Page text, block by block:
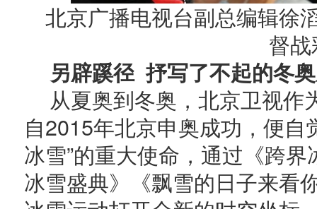
北京广播电视台副总编辑徐
督
另辟蹊径 抒写了不起的冬
从夏奥到冬奥，北京卫视作
自2015年北京申奥成功，便自
冰雪”的重大使命，通过《跨
冰雪盛典》《飘雪的日子来看